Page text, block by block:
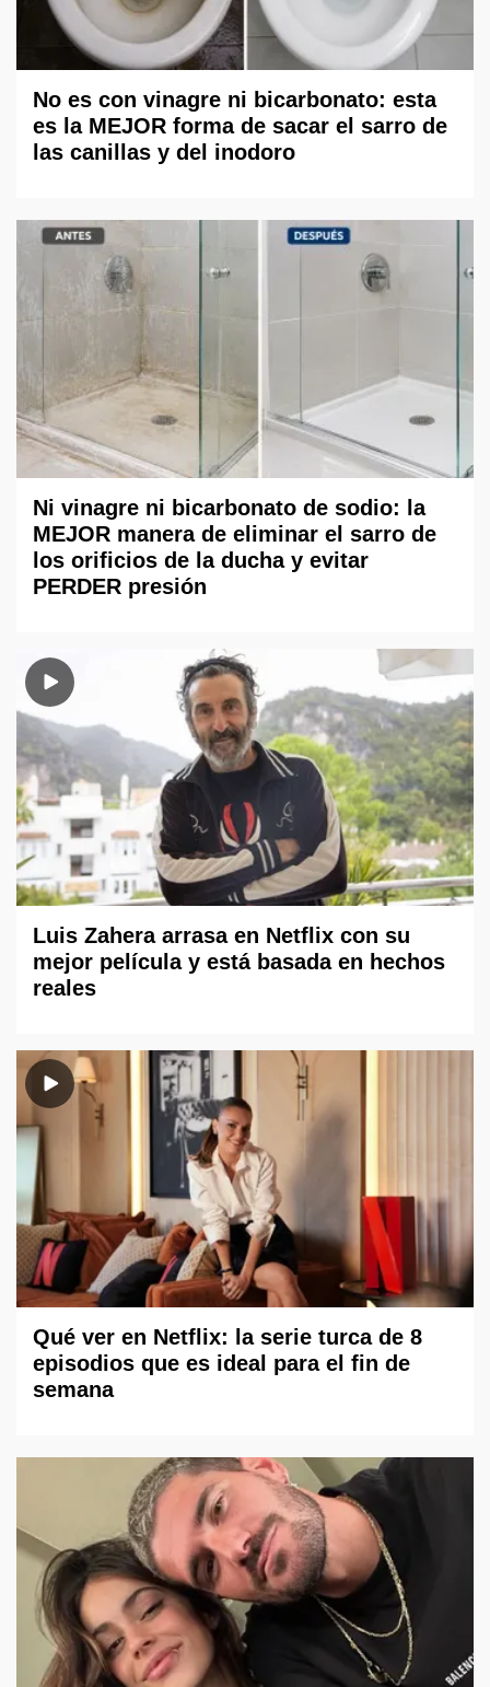
No es con vinagre ni bicarbonato: esta
es la MEJOR forma de sacar el sarro de
las canillas y del inodoro
Ni vinagre ni bicarbonato de sodio: la
MEJOR manera de eliminar el sarro de
los orificios de la ducha y evitar
PERDER presión
Luis Zahera arrasa en Netflix con su
mejor película y está basada en hechos
reales
Qué ver en Netflix: la serie turca de 8
episodios que es ideal para el fin de
semana